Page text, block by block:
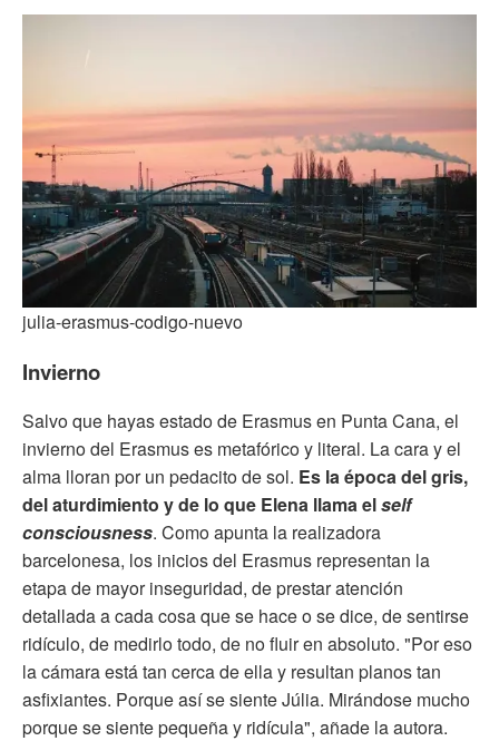
julia-erasmus-codigo-nuevo
Invierno
Salvo que hayas estado de Erasmus en Punta Cana, el
invierno del Erasmus es metafórico y literal. La cara y el
alma lloran por un pedacito de sol. Es la época del gris,
del aturdimiento y de lo que Elena llama elself
consciousness. Como apunta la realizadora
barcelonesa, los inicios del Erasmus representan la
etapa de mayor inseguridad, de prestar atención
detallada a cada cosa que se hace o se dice, de sentirse
ridículo, de medirlo todo, de no fluir en absoluto. "Por eso
la cámara está tan cerca de ella y resultan planos tan
asfixiantes. Porque así se siente Júlia. Mirándose mucho
porque se siente pequeña y ridícula", añade la autora.